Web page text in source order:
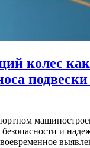
колес
и